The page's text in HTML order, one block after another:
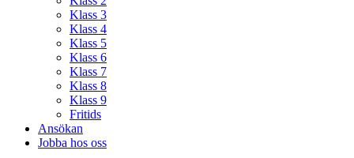
Klass 3
Klass 4
Klass 5
Klass 6
Klass 7
Klass 8
Klass 9
Fritids
Ansökan
Jobba hos oss